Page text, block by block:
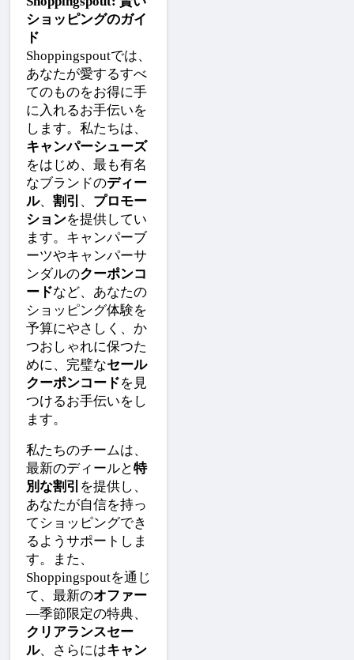
ショッピングのガイ
ド
Shoppingspoutでは、
あなたが愛するすべ
てのものをお得に手
に入れるお手伝いを
します。私たちは、
キャンパーシューズ
をはじめ、最も有名
なブランドのディー
ル、 割引 、 プロモー
ションを提供してい
ます。キャンパーブ
ーツやキャンパーサ
ンダルのクーポンコ
ードなど、あなたの
ショッピング体験を
予算にやさしく、か
つおしゃれに保つた
めに、完璧なセール
クーポンコードを見
つけるお手伝いをし
ます。
私たちのチームは、
最新のディールと特
別な割引 を提供し、
あなたが自信を持っ
てショッピングでき
るようサポートしま
す。また、
Shoppingspoutを通じ
て、最新のオファー
—季節限定の特典、
クリアランスセー
ル、さらにはキャン